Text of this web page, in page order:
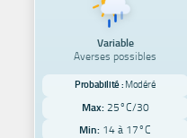
Variable
Averses possibles
Probabilité : Modéré
Max: 25°C/30
Min: 14 à 17°C